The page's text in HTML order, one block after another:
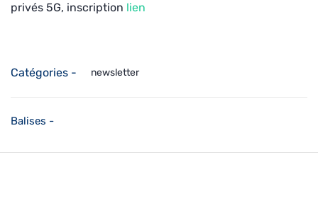
privés 5G, inscription lien
Catégories - newsletter
Balises -